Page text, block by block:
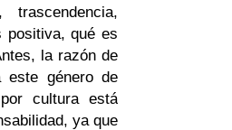
positiva, qué es
la razón de
género de
cultura está
ya que